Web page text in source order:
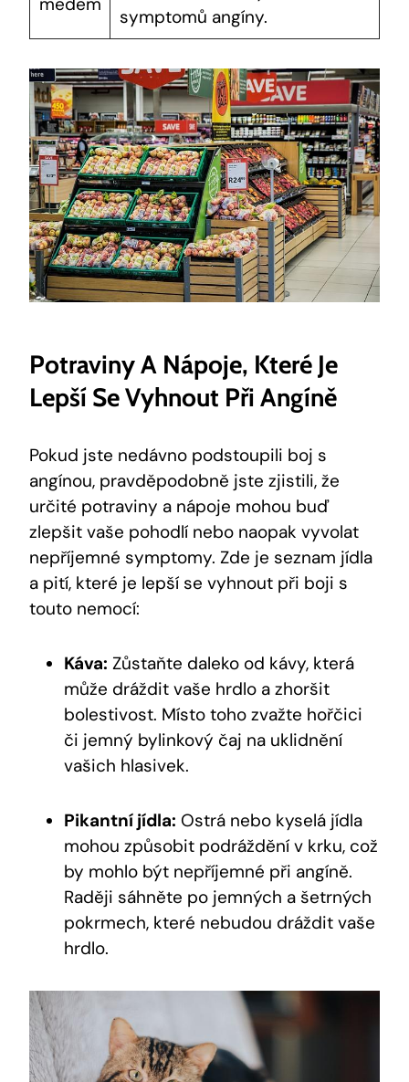
symptomů angíny.
Potraviny A Nápoje, Které Je
Lepší Se Vyhnout Při Angíně
Pokud jste nedávno podstoupili boj s
angínou, pravděpodobně jste zjistili, že
určité potraviny a nápoje mohou buď
zlepšit vaše pohodlí nebo naopak vyvolat
nepříjemné symptomy. Zde je seznam jídla
a pití, které je lepší se vyhnout při boji s
touto nemocí:
Káva: Zůstaňte daleko od kávy, která
může dráždit vaše hrdlo a zhoršit
bolestivost. Místo toho zvažte hořčici
či jemný bylinkový čaj na uklidnění
vašich hlasivek.
Pikantní jídla: Ostrá nebo kyselá jídla
mohou způsobit podráždění v krku, což
by mohlo být nepříjemné při angíně.
Raději sáhněte po jemných a šetrných
pokrmech, které nebudou dráždit vaše
hrdlo.